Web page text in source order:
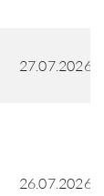
27.07.2026
26.07.2026